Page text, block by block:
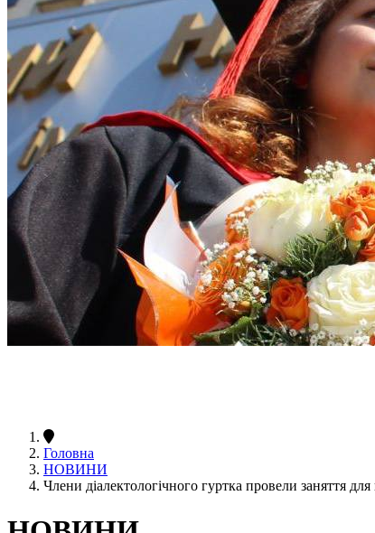
Головна
НОВИНИ
Члени діалектологічного гуртка провели заняття